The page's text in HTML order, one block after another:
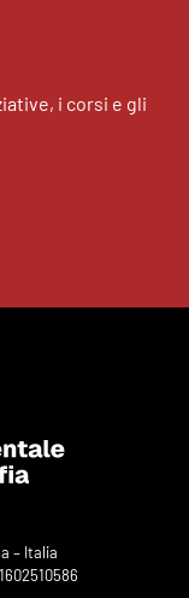
i corsi e gli
– Italia